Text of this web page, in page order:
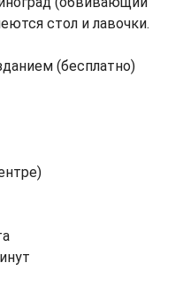
стол и лавочки.
(бесплатно)